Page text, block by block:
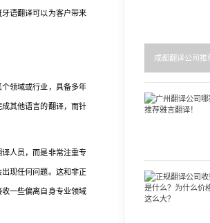
语翻译可以为客户带来
领域或行业，具备多年
其他语言的翻译，而针
人员，而是非常注重专
现任何问题。这和非正
一些偏离自身专业领域
成都翻译公司